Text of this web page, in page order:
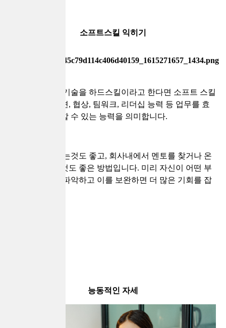
소프트스킬 익히기
직무와 관련된 기술을 하드스킬이라고 한다면 소프트 스킬
은 커뮤니케이션, 협상, 팀워크, 리더십 능력 등 업무를 효
율적으로 활용할 수 있는 능력을 의미합니다.
관련 도서를 읽는것도 좋고, 회사내에서 멘토를 찾거나 온
라인으로 찾는것도 좋은 방법입니다. 미리 자신이 어떤 부
분이 부족한지 파악하고 이를 보완하면 더 많은 기회를 잡
능동적인 자세